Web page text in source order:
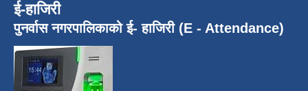
ई-हाजिरी
पुनर्वास नगरपालिकाको ई- हाजिरी (E - Attendance)